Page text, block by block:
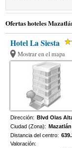
Ofertas hoteles
Hotel La Siesta
Mostrar en el mapa
Dirección: Blvd Olas
Ciudad (Zona): Mazatlán
Distancia del centro:
Valoración: